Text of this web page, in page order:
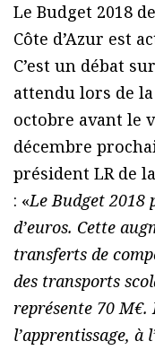
Le Budget 2018
Côte d’Azur est
C’est un débat
attendu lors de
octobre avant le
décembre
président LR de
: «Le Budget 2018
d’euros. Cette
transferts de
des transports
représente 70
l’apprentissage, à